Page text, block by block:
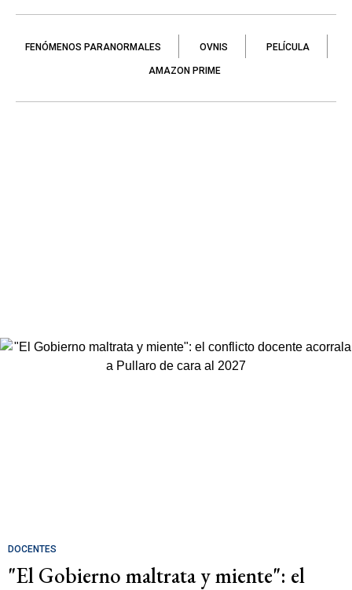
FENÓMENOS PARANORMALES OVNIS PELÍCULA
AMAZON PRIME
DOCENTES
"El Gobierno maltrata y miente": el